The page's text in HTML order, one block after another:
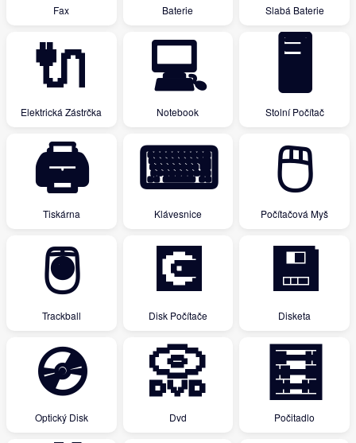
Fax Baterie Slabá Baterie
🔌
Elektrická Zástrčka
💻
Notebook
🖥
Stolní Počítač
🖨
Tiskárna
⌨
Klávesnice
🖱
Počítačová Myš
🖲
Trackball
💽
Disk Počítače
💾
Disketa
💿
Optický Disk
📀
Dvd
🧮
Počitadlo